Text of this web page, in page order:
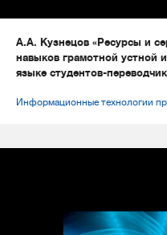
А.А. Кузнецов «Ресурсы и
навыков грамотной устной
языке студентов-
Информационные технологии